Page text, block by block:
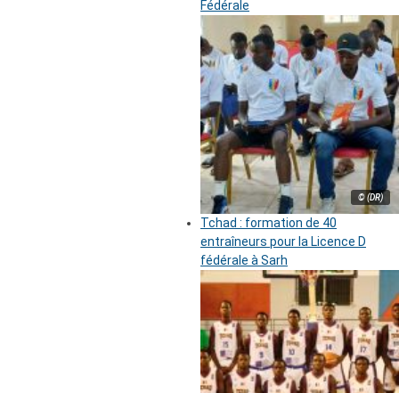
Fédérale
© (DR)
Tchad : formation de 40
entraîneurs pour la Licence D
fédérale à Sarh